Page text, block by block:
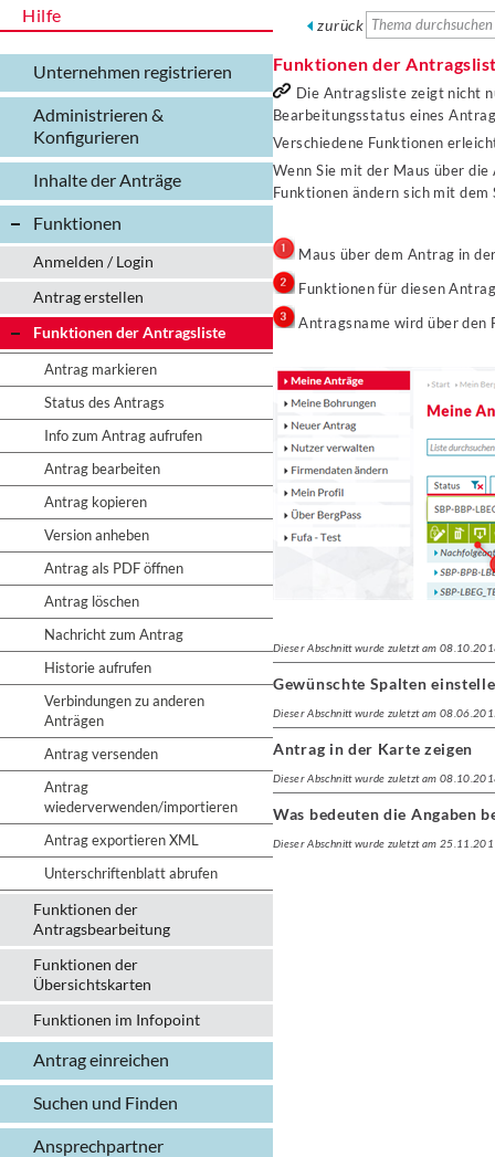
Hilfe
Unternehmen registrieren
Administrieren &
Konfigurieren
Inhalte der Anträge
Funktionen
Anmelden / Login
Antrag erstellen
Funktionen der Antragsliste
Antrag markieren
Status des Antrags
Info zum Antrag aufrufen
Antrag bearbeiten
Antrag kopieren
Version anheben
Antrag als PDF öffnen
Antrag löschen
Nachricht zum Antrag
Historie aufrufen
Verbindungen zu anderen
Anträgen
Antrag versenden
Antrag
wiederverwenden/importieren
Antrag exportieren XML
Unterschriftenblatt abrufen
Funktionen der
Antragsbearbeitung
Funktionen der
Übersichtskarten
Funktionen im Infopoint
Antrag einreichen
Suchen und Finden
Ansprechpartner
zurück
Funktionen der
Die Antragsliste zeigt nicht
Bearbeitungsstatus eines
Verschiedene Funktionen
Wenn Sie mit der Maus über
Funktionen ändern sich mit dem
Maus über dem Antrag in
Funktionen für diesen
Antragsname wird über den
Dieser Abschnitt wurde zuletzt am
Gewünschte Spalten
Dieser Abschnitt wurde zuletzt am
Antrag in der Karte zeigen
Dieser Abschnitt wurde zuletzt am
Was bedeuten die Angaben
Dieser Abschnitt wurde zuletzt am